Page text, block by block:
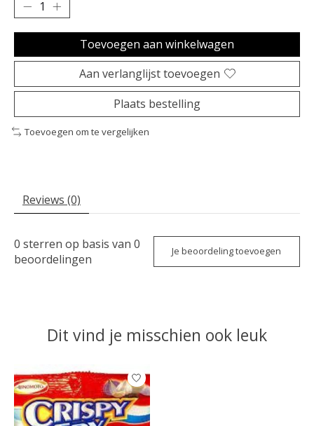
Toevoegen aan winkelwagen
Aan verlanglijst toevoegen
Plaats bestelling
Toevoegen om te vergelijken
Reviews (0)
0 sterren op basis van 0
beoordelingen
Je beoordeling toevoegen
Dit vind je misschien ook leuk
Items van productcarrousel